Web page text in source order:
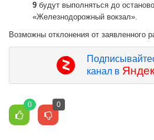
9 будут выполняться до
«Железнодорожный вокзал».
Возможны отклонения от заявленного
канал в
0 0